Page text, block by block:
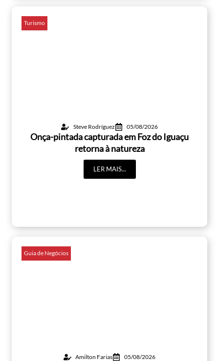
Turismo
Steve Rodríguez 05/08/2026
Onça-pintada capturada em Foz do Iguaçu
retorna à natureza
LER MAIS...
Guia de Negócios
Amilton Farias 05/08/2026